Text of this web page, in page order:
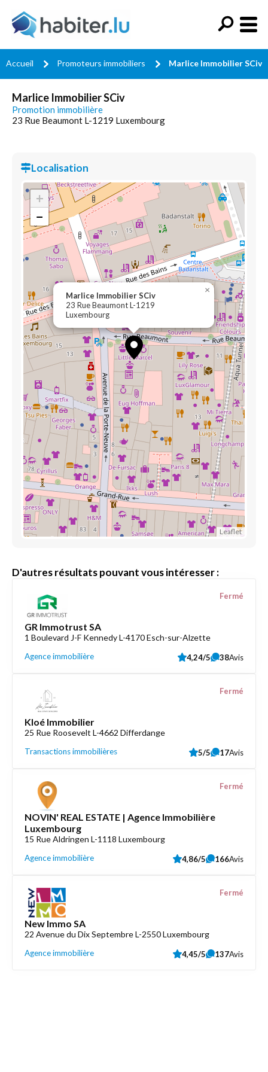
Accueil Promoteurs immobiliers Marlice Immobilier SCiv
Marlice Immobilier SCiv
Promotion immobilière
23 Rue Beaumont L-1219 Luxembourg
Localisation
Marlice Immobilier SCiv
23 Rue Beaumont L-1219
Luxembourg
×
+
−
Leaflet
D'autres résultats pouvant vous intéresser :
GR Immotrust SA
1 Boulevard J-F Kennedy L-4170 Esch-sur-Alzette
Agence immobilière
Fermé
4,24/5 38Avis
Kloé Immobilier
25 Rue Roosevelt L-4662 Differdange
Transactions immobilières
Fermé
5/5 17Avis
NOVIN' REAL ESTATE | Agence Immobilière
Luxembourg
15 Rue Aldringen L-1118 Luxembourg
Agence immobilière
Fermé
4,86/5 166Avis
New Immo SA
22 Avenue du Dix Septembre L-2550 Luxembourg
Agence immobilière
Fermé
4,45/5 137Avis